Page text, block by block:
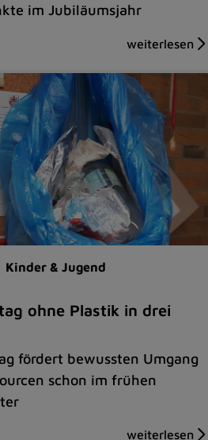
im Jubiläumsjahr
Kinder & Jugend
ohne Plastik in drei
fördert bewussten Umgang
schon im frühen